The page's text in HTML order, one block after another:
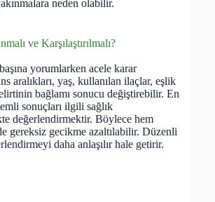
neden olabilir.
ve Karşılaştırılmalı?
yorumlarken acele karar
aralıkları, yaş, kullanılan ilaçlar, eşlik
bağlamı sonucu değiştirebilir. En
sonuçları ilgili sağlık
değerlendirmektir. Böylece hem
gereksiz gecikme azaltılabilir. Düzenli
daha anlaşılır hale getirir.